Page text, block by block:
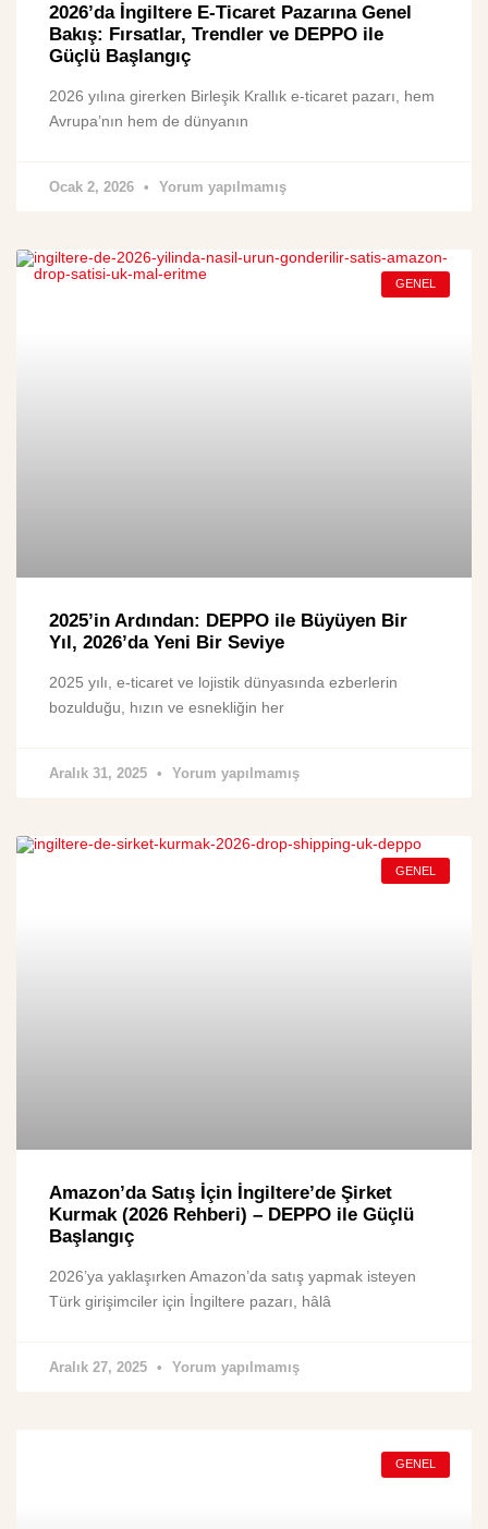
2026’da İngiltere E-Ticaret Pazarına Genel
Bakış: Fırsatlar, Trendler ve DEPPO ile
Güçlü Başlangıç
2026 yılına girerken Birleşik Krallık e-ticaret pazarı, hem
Avrupa’nın hem de dünyanın
Ocak 2, 2026 Yorum yapılmamış
GENEL
2025’in Ardından: DEPPO ile Büyüyen Bir
Yıl, 2026’da Yeni Bir Seviye
2025 yılı, e-ticaret ve lojistik dünyasında ezberlerin
bozulduğu, hızın ve esnekliğin her
Aralık 31, 2025 Yorum yapılmamış
GENEL
Amazon’da Satış İçin İngiltere’de Şirket
Kurmak (2026 Rehberi) – DEPPO ile Güçlü
Başlangıç
2026’ya yaklaşırken Amazon’da satış yapmak isteyen
Türk girişimciler için İngiltere pazarı, hâlâ
Aralık 27, 2025 Yorum yapılmamış
GENEL